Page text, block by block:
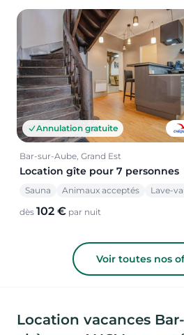
Annulation gratuite
Bar-sur-Aube, Grand Est
Location gîte pour 7 personnes
Sauna Animaux acceptés Lave-
dès 102 € par nuit
Voir toutes nos
Location vacances